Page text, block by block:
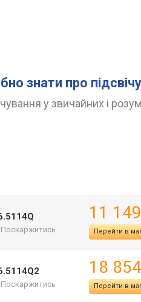
знати про
у звичайних і
Поскаржитись
11 149
Перейти в
Поскаржитись
18 854
Перейти в